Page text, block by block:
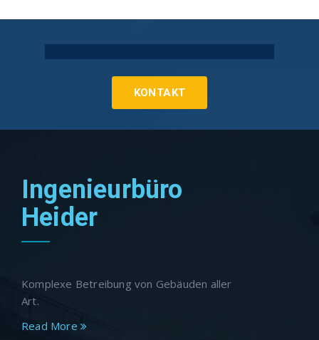
KONTAKT
Ingenieurbüro
Heider
Komplexe Betreibung von Gebäuden aller
Art.
Read More